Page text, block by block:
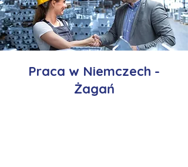
Praca w Niemczech -
Żagań